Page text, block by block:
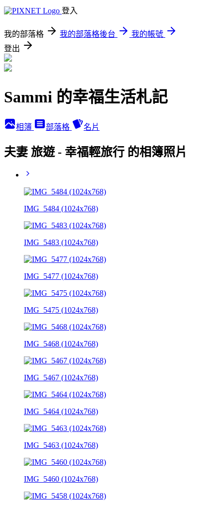
登入
我的部落格 我的部落格後台
我的帳號
登出
Sammi 的幸福生活札記
相簿 部落格 名片
夫妻 旅遊 - 幸福輕旅行 的相簿照片
IMG_5484 (1024x768)
IMG_5483 (1024x768)
IMG_5477 (1024x768)
IMG_5475 (1024x768)
IMG_5468 (1024x768)
IMG_5467 (1024x768)
IMG_5464 (1024x768)
IMG_5463 (1024x768)
IMG_5460 (1024x768)